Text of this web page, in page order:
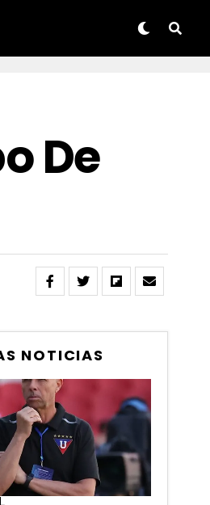
De
NOTICIAS